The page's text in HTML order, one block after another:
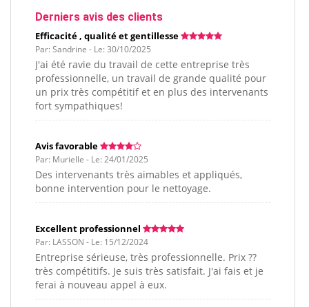
Derniers avis des clients
Efficacité , qualité et gentillesse
Par: Sandrine - Le: 30/10/2025
J'ai été ravie du travail de cette entreprise très
professionnelle, un travail de grande qualité pour
un prix très compétitif et en plus des intervenants
fort sympathiques!
Avis favorable
Par: Murielle - Le: 24/01/2025
Des intervenants très aimables et appliqués,
bonne intervention pour le nettoyage.
Excellent professionnel
Par: LASSON - Le: 15/12/2024
Entreprise sérieuse, très professionnelle. Prix ??
très compétitifs. Je suis très satisfait. J'ai fais et je
ferai à nouveau appel à eux.